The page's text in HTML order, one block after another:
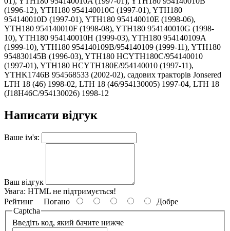
(1996-12), YTH180 954140010C (1997-01), YTH180
954140010D (1997-01), YTH180 954140010E (1998-06),
YTH180 954140010F (1998-08), YTH180 954140010G (1998-
10), YTH180 954140010H (1999-03), YTH180 954140109A
(1999-10), YTH180 954140109B/954140109 (1999-11), YTH180
954830145B (1996-03), YTH180 HCYTH180C/954140010
(1997-01), YTH180 HCYTH180E/954140010 (1997-11),
YTHK1746B 954568533 (2002-02), садових тракторів Jonsered
LTH 18 (46) 1998-02, LTH 18 (46/954130005) 1997-04, LTH 18
(J18H46C/954130026) 1998-12
Написати відгук
Ваше ім'я:
Ваш відгук
Увага: HTML не підтримується!
Рейтинг Погано
Добре
Captcha
Введіть код, який бачите нижче